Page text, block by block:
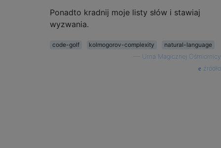
Ponadto kradnij moje listy słów i stawiaj
wyzwania.
code-golf kolmogorov-complexity
natural-language
Urna Magicznej Ośmiornicy
źródło